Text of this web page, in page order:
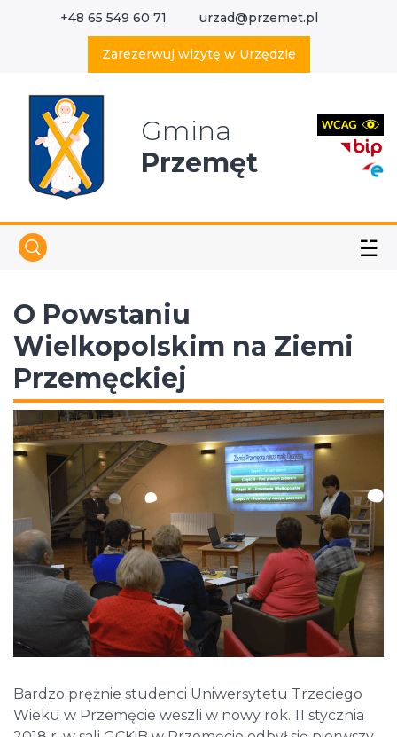
+48 65 549 60 71 urzad@przemet.pl
Zarezerwuj wizytę w Urzędzie
Gmina
Przemęt
☱
O Powstaniu
Wielkopolskim na Ziemi
Przemęckiej
Bardzo prężnie studenci Uniwersytetu Trzeciego
Wieku w Przemęcie weszli w nowy rok. 11 stycznia
Wyszukaj w serwisie